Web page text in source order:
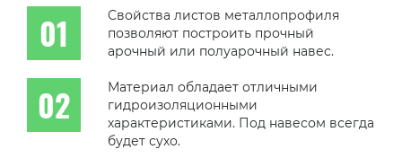
Свойства листов металлопрофиля
позволяют построить прочный
арочный или полуарочный навес.
Материал обладает отличными
гидроизоляционными
характеристиками. Под навесом всегда
будет сухо.